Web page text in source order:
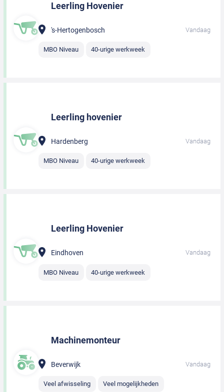
Leerling Hovenier
's-Hertogenbosch Vandaag
MBO Niveau 40-urige werkweek
Leerling hovenier
Hardenberg Vandaag
MBO Niveau 40-urige werkweek
Leerling Hovenier
Eindhoven Vandaag
MBO Niveau 40-urige werkweek
Machinemonteur
Beverwijk Vandaag
Veel afwisseling Veel mogelijkheden